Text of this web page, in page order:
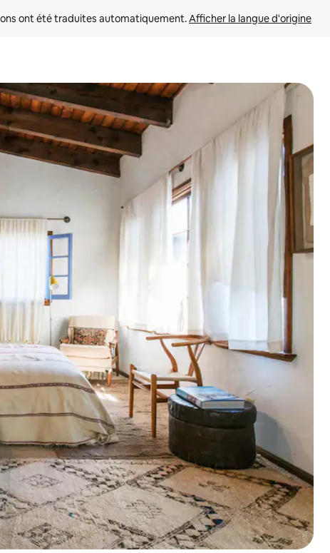
ont été traduites automatiquement. Afficher la langue d'origine
vers le bas pour les parcourir ou en appuyant et en faisant glisser.